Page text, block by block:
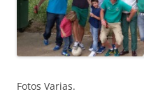
Fotos Varias.